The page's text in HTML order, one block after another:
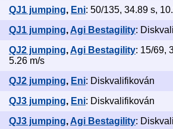
QJ1 jumping, Eni: 50/135, 34.89 s,
QJ1 jumping, Agi Bestagility:
QJ2 jumping,Agi Bestagility: 15/69,
5.26 m/s
QJ2 jumping, Eni: Diskvalifikován
QJ3 jumping, Eni: Diskvalifikován
QJ3 jumping, Agi Bestagility: